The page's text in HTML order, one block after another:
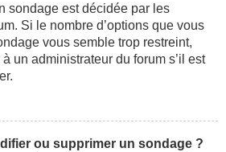
sondage est décidée par les
Si le nombre d’options que vous
vous semble trop restreint,
un administrateur du forum s’il est
ou supprimer un sondage ?